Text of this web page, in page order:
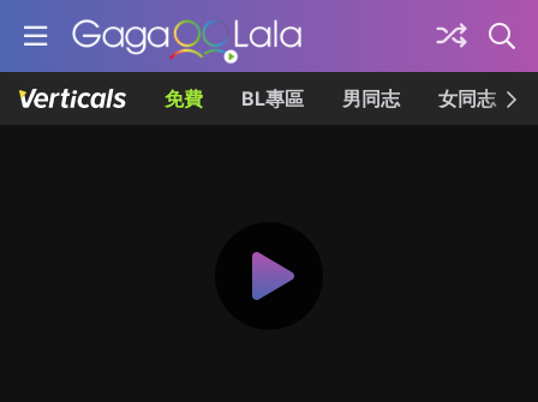
免費 BL專區 男同志 女同志